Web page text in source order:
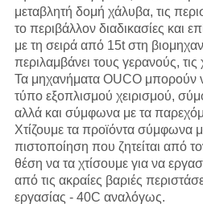
μεταβλητή δομή χάλυβα, τις
το περιβάλλον διαδικασίες και
με τη σειρά από 15t στη
περιλαμβάνει τους γερανούς, τις
Τα μηχανήματα OUCO μπορούν
τύπο εξοπλισμού χειρισμού,
αλλά και σύμφωνα με τα
Χτίζουμε τα προϊόντα σύμφωνα
πιστοποίηση που ζητείται από
θέση να τα χτίσουμε για να
από τις ακραίες βαριές
εργασίας - 40C αναλόγως.